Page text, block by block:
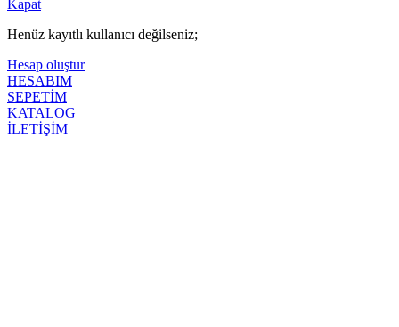
Kapat
Henüz kayıtlı kullanıcı değilseniz;
Hesap oluştur
HESABIM
SEPETİM
KATALOG
İLETİŞİM